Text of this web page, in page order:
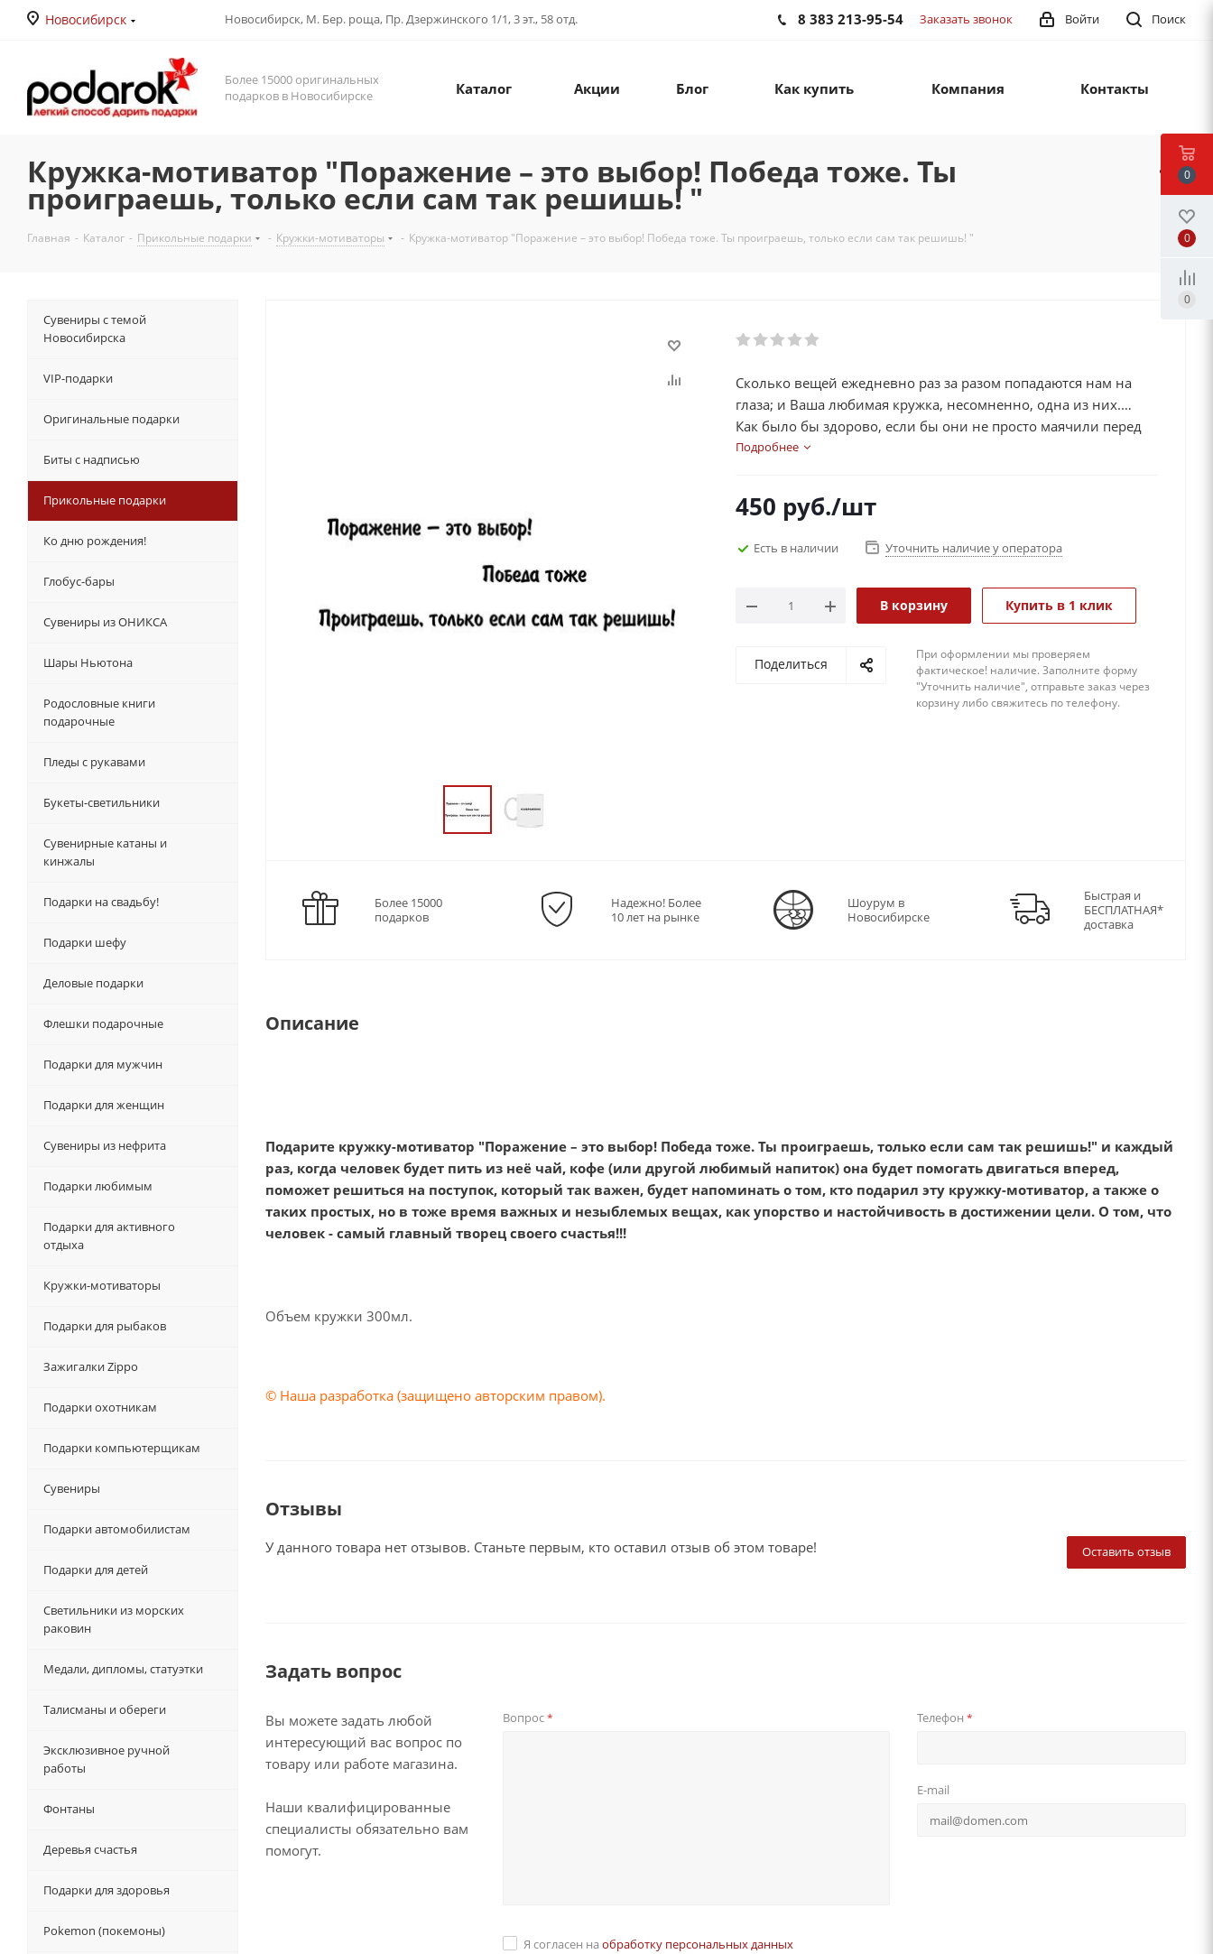
Новосибирск Новосибирск, М. Бер. роща, Пр. Дзержинского 1/1, 3 эт., 58 отд. Поиск
Войти
8 383 213-95-54 Заказать звонок
Более 15000 оригинальных
подарков в Новосибирске
Каталог Акции Блог Как купить Компания Контакты
Кружка-мотиватор "Поражение – это выбор! Победа тоже. Ты
проиграешь, только если сам так решишь! "
Главная - Каталог - Прикольные подарки - Кружки-мотиваторы - Кружка-мотиватор "Поражение – это выбор! Победа тоже. Ты проиграешь, только если сам так решишь! "
Сколько вещей ежедневно раз за разом попадаются нам на
глаза; и Ваша любимая кружка, несомненно, одна из них.
Как было бы здорово, если бы они не просто маячили перед
глазами, а вдохновляли на достижения новых вершин,
Подробнее
450 руб./шт
Есть в наличии Уточнить наличие у оператора
В корзину Купить в 1 клик
Поделиться
При оформлении мы проверяем
фактическое! наличие. 3аполните форму
"Уточнить наличие", отправьте заказ через
корзину либо свяжитесь по телефону.
Более 15000
подарков
Надежно! Более
10 лет на рынке
Шоурум в
Новосибирске
Быстрая и
БЕСПЛАТНАЯ*
доставка
Описание
Подарите кружку-мотиватор "Поражение – это выбор! Победа тоже. Ты проиграешь, только если сам так решишь!" и каждый
раз, когда человек будет пить из неё чай, кофе (или другой любимый напиток) она будет помогать двигаться вперед,
поможет решиться на поступок, который так важен, будет напоминать о том, кто подарил эту кружку-мотиватор, а также о
таких простых, но в тоже время важных и незыблемых вещах, как упорство и настойчивость в достижении цели. О том, что
человек - самый главный творец своего счастья!!!
Объем кружки 300мл.
© Наша разработка (защищено авторским правом).
Отзывы
Оставить отзыв
У данного товара нет отзывов. Станьте первым, кто оставил отзыв об этом товаре!
Задать вопрос
Вы можете задать любой
интересующий вас вопрос по
товару или работе магазина.
Наши квалифицированные
специалисты обязательно вам
помогут.
Вопрос* Телефон *
E-mail
Я согласен на обработку персональных данных
Сувениры с темой
Новосибирска
VIP-подарки
Оригинальные подарки
Биты с надписью
Прикольные подарки
Ко дню рождения!
Глобус-бары
Сувениры из ОНИКСА
Шары Ньютона
Родословные книги
подарочные
Пледы с рукавами
Букеты-светильники
Сувенирные катаны и
кинжалы
Подарки на свадьбу!
Подарки шефу
Деловые подарки
Флешки подарочные
Подарки для мужчин
Подарки для женщин
Сувениры из нефрита
Подарки любимым
Подарки для активного
отдыха
Кружки-мотиваторы
Подарки для рыбаков
Зажигалки Zippo
Подарки охотникам
Подарки компьютерщикам
Сувениры
Подарки автомобилистам
Подарки для детей
Светильники из морских
раковин
Медали, дипломы, статуэтки
Талисманы и обереги
Эксклюзивное ручной
работы
Фонтаны
Деревья счастья
Подарки для здоровья
Pokemon (покемоны)
0
0
0